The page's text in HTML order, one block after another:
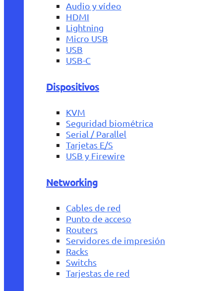
Audio y vídeo
HDMI
Lightning
Micro USB
USB
USB-C
Dispositivos
KVM
Seguridad biométrica
Serial / Parallel
Tarjetas E/S
USB y Firewire
Networking
Cables de red
Punto de acceso
Routers
Servidores de impresión
Racks
Switchs
Tarjestas de red